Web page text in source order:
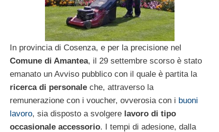
In provincia di Cosenza, e per la precisione nel
Comune di Amantea, il 29 settembre scorso è stato
emanato un Avviso pubblico con il quale è partita la
ricerca di personale che, attraverso la
remunerazione con i voucher, ovverosia con i buoni
lavoro, sia disposto a svolgere lavoro di tipo
occasionale accessorio. I tempi di adesione, dalla